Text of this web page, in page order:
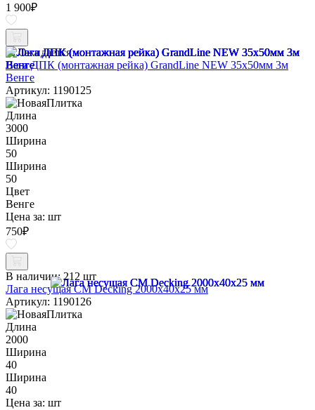
1 900₽
Ожидается
Лага ДПК (монтажная рейка) GrandLine NEW 35х50мм 3м
Венге
Артикул: 1190125
Длина
3000
Ширина
50
Ширина
50
Цвет
Венге
Цена за: шт
750₽
В наличии: 212 шт
Лага несущая CM Decking 2000х40х25 мм
Артикул: 1190126
Длина
2000
Ширина
40
Ширина
40
Цена за: шт